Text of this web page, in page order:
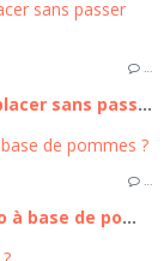
…
Écran iPhone 16 cassé ? Comment le remplacer sans passer par un professionnel
…
Comment sont fabriqués les pétillants bio à base de pommes ?